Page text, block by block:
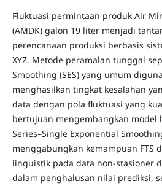
Fluktuasi permintaan produk Air
(AMDK) galon 19 liter menjadi
perencanaan produksi berbasis
XYZ. Metode peramalan tunggal
Smoothing (SES) yang umum
menghasilkan tingkat kesalahan
data dengan pola fluktuasi yang
bertujuan mengembangkan model
Series–Single Exponential
menggabungkan kemampuan FTS
linguistik pada data non-stasioner
dalam penghalusan nilai prediksi,